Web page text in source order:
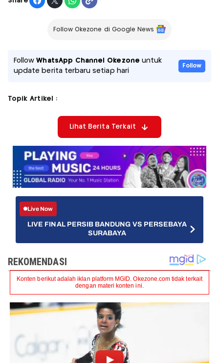
Follow Okezone di Google News
FollowWhatsApp Channel Okezone untuk
update berita terbaru setiap hari
Follow
Topik Artikel :
Lihat Berita Terkait
Live Now
LIVE FINAL PERSIB BANDUNG VS PERSEBAYA
SURABAYA